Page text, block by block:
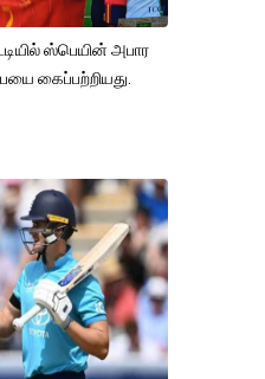
ஸ்பெயின் அபார
கைப்பற்றியது.